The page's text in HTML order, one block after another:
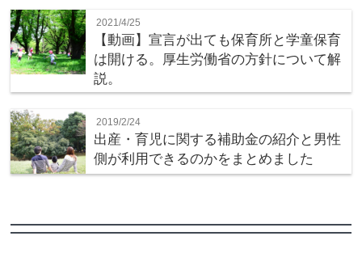
2021/4/25
【動画】宣言が出ても保育所と学童保育
は開ける。厚生労働省の方針について解
説。
2019/2/24
出産・育児に関する補助金の紹介と男性
側が利用できるのかをまとめました